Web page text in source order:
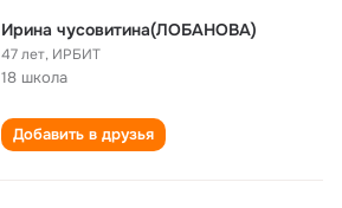
Ирина чусовитина(ЛОБАНОВА)
47 лет, ИРБИТ
18 школа
Добавить в друзья